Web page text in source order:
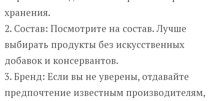
хранения.
2. Состав: Посмотрите на состав. Лучше
выбирать продукты без искусственных
добавок и консервантов.
3. Бренд: Если вы не уверены, отдавайте
предпочтение известным производителям,